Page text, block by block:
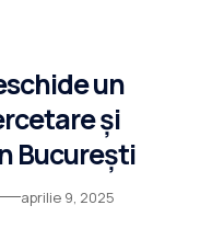
un
și
București
aprilie 9, 2025